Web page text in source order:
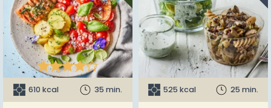

610 kcal 35 min. 525 kcal 25 min.